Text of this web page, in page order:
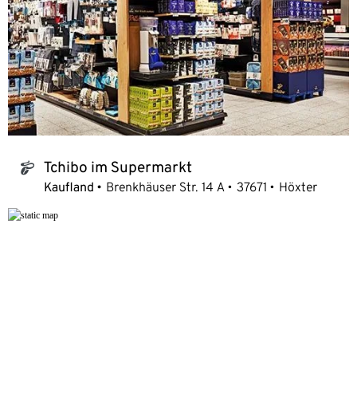
tchibo_logo Tchibo im Supermarkt
Kaufland Brenkhäuser Str. 14 A 37671 Höxter